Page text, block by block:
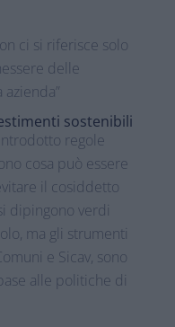
ci si riferisce solo
delle
sostenibili
regole
cosa può essere
il cosiddetto
dipingono verdi
ma gli strumenti
e Sicav, sono
alle politiche di